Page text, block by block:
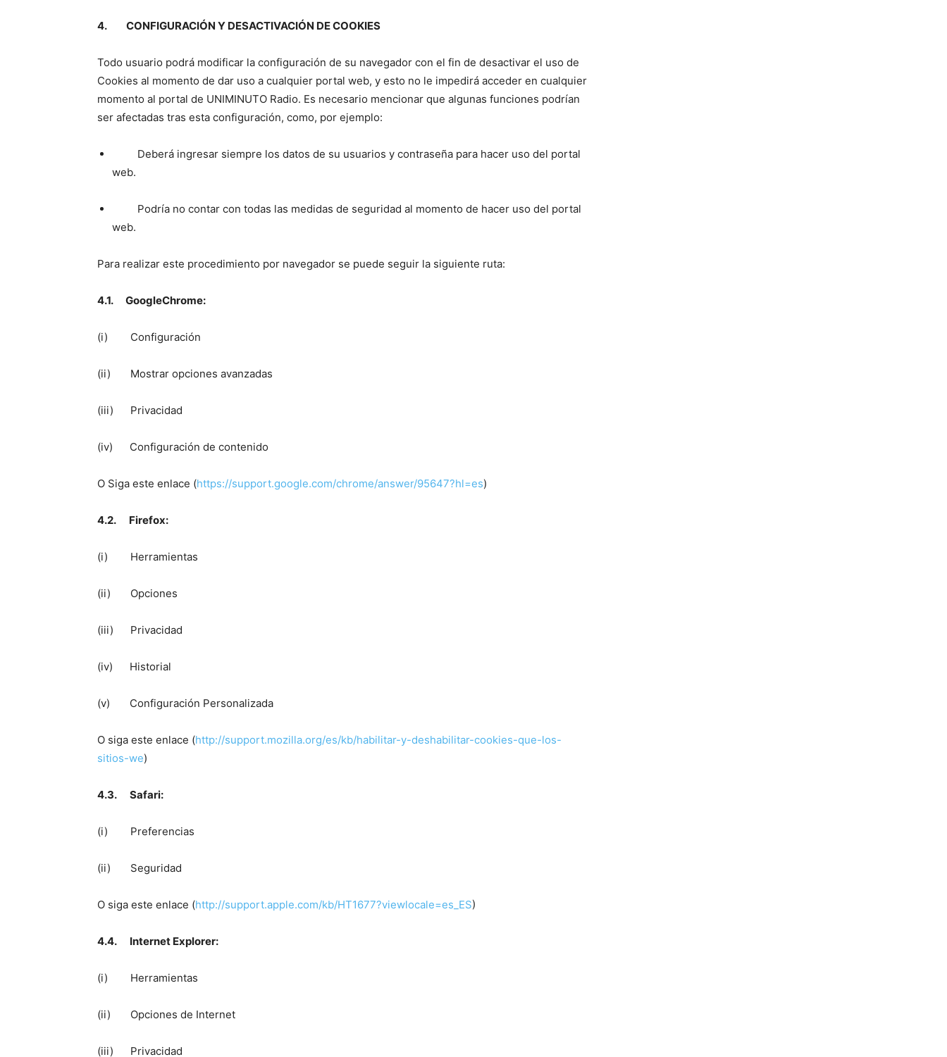
4. CONFIGURACIÓN Y DESACTIVACIÓN DE COOKIES
Todo usuario podrá modificar la configuración de su navegador con el fin de desactivar el uso de
Cookies al momento de dar uso a cualquier portal web, y esto no le impedirá acceder en cualquier
momento al portal de UNIMINUTO Radio. Es necesario mencionar que algunas funciones podrían
ser afectadas tras esta configuración, como, por ejemplo:
Deberá ingresar siempre los datos de su usuarios y contraseña para hacer uso del portal
web.
Podría no contar con todas las medidas de seguridad al momento de hacer uso del portal
web.
Para realizar este procedimiento por navegador se puede seguir la siguiente ruta:
4.1. GoogleChrome:
(i) Configuración
(ii) Mostrar opciones avanzadas
(iii) Privacidad
(iv) Configuración de contenido
O Siga este enlace (https://support.google.com/chrome/answer/95647?hl=es)
4.2. Firefox:
(i) Herramientas
(ii) Opciones
(iii) Privacidad
(iv) Historial
(v) Configuración Personalizada
O siga este enlace (http://support.mozilla.org/es/kb/habilitar-y-deshabilitar-cookies-que-los-
sitios-we)
4.3. Safari:
(i) Preferencias
(ii) Seguridad
O siga este enlace (http://support.apple.com/kb/HT1677?viewlocale=es_ES)
4.4. Internet Explorer:
(i) Herramientas
(ii) Opciones de Internet
(iii) Privacidad